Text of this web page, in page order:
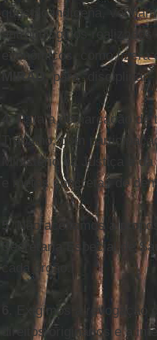
questão indígena,
antropológicos
econômicos, como
MIRAD , para
4. Para a demarcação de
Trabalho, com
Ministério da Justiça e
e metas concretas de
5. Não aceitamos a
Secretaria Especial de
cada órgão.
. Exigimos a
direitos originários e a